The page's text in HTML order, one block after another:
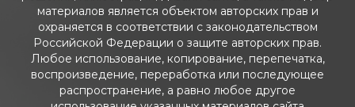
материалов является объектом авторских прав и
охраняется в соответствии с законодательством
Российской Федерации о защите авторских прав.
Любое использование, копирование, перепечатка,
воспроизведение, переработка или последующее
распространение, а равно любое другое